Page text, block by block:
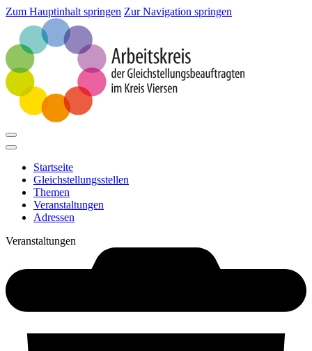
Zum Hauptinhalt springen Zur Navigation springen
Startseite
Gleichstellungsstellen
Themen
Veranstaltungen
Adressen
Veranstaltungen